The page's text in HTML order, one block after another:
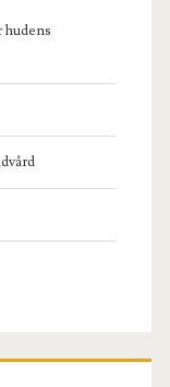
hudens